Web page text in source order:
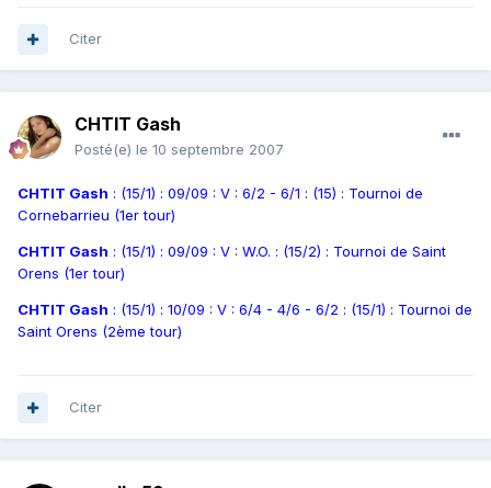
Citer
CHTIT Gash
Posté(e) le 10 septembre 2007
CHTIT Gash : (15/1) : 09/09 : V : 6/2 - 6/1 : (15) : Tournoi de
Cornebarrieu (1er tour)
CHTIT Gash : (15/1) : 09/09 : V : W.O. : (15/2) : Tournoi de Saint
Orens (1er tour)
CHTIT Gash : (15/1) : 10/09 : V : 6/4 - 4/6 - 6/2 : (15/1) : Tournoi de
Saint Orens (2ème tour)
Citer